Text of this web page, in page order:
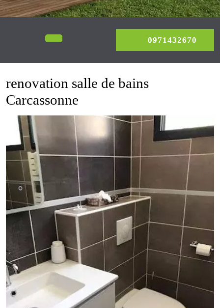
0971432670
renovation salle de bains
Carcassonne